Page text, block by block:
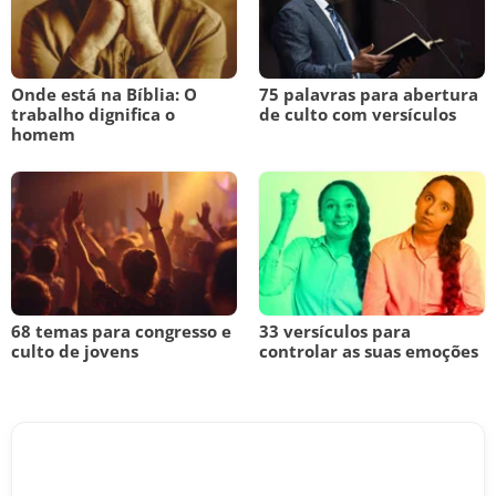
Onde está na Bíblia: O
trabalho dignifica o
homem
75 palavras para abertura
de culto com versículos
68 temas para congresso e
culto de jovens
33 versículos para
controlar as suas emoções